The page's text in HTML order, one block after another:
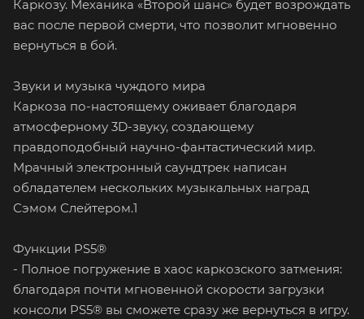
Каркозу. Механика «Второй шанс» будет возрождать
вас после первой смерти, что позволит мгновенно
вернуться в бой.
Звуки и музыка чуждого мира
Каркоза по-настоящему оживает благодаря
атмосферному 3D-звуку, создающему
правдоподобный научно-фантастический мир.
Мрачный электронный саундтрек написан
обладателем нескольких музыкальных наград
Сэмом Слейтером.1
Функции PS5®
- Полное погружение в хаос каркозского затмения:
благодаря почти мгновенной скорости загрузки
консоли PS5® вы сможете сразу же вернуться в игру.